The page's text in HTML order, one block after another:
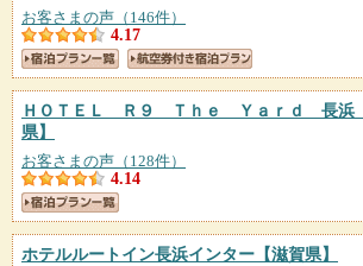
お客さまの声（146件）
4.17
ＨＯＴＥＬ Ｒ９ Ｔｈｅ Ｙａｒｄ 長浜
県】
お客さまの声（128件）
4.14
ホテルルートイン長浜インター 【滋賀県】